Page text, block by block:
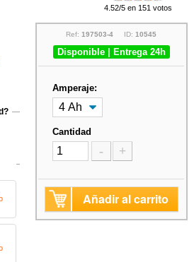
4.52/5 en 151 votos
Ref:197503-4 ID:10545
Disponible | Entrega 24h
Amperaje:
Cantidad
- +
Añadir al carrito